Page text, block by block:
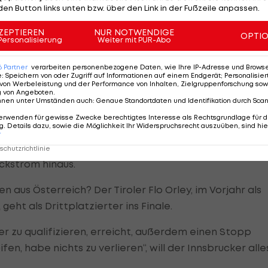
sich die ehemalige Alpin-Läuferin auf „eine
Fan und Daumendrücker.
Abenteuer seiner Landsfrau angesprochen,
sogar mir zu wild!“
Zweikampf zwischen dem Franzosen Jonathan
hinaus.
aus Österreich? Der Tiroler Flo Orley, im Vorjahr als
als Drittplatzierter ins Finale.
zu qualifizieren, erreicht, außerdem einen Stopp
habe nichts zu verlieren“, will der Innsbrucker
Button links unten bzw. über den Link in der Fußzeile anpassen.
NUR NOTWENDIGE
Weiter mit PUR-Abo
Partner verarbeiten personenbezogene Daten, wie Ihre IP-Adresse und
: Speichern von oder Zugriff auf Informationen auf einem Endgerät;
Werbeleistung und der Performance von Inhalten, Zielgruppenforschung
von Angeboten.
unter Umständen auch: Genaue Standortdaten und Identifikation durch
für gewisse Zwecke berechtigtes Interesse als Rechtsgrundlage für
Details dazu, sowie die Möglichkeit Ihr Widerspruchsrecht auszuüben, sind